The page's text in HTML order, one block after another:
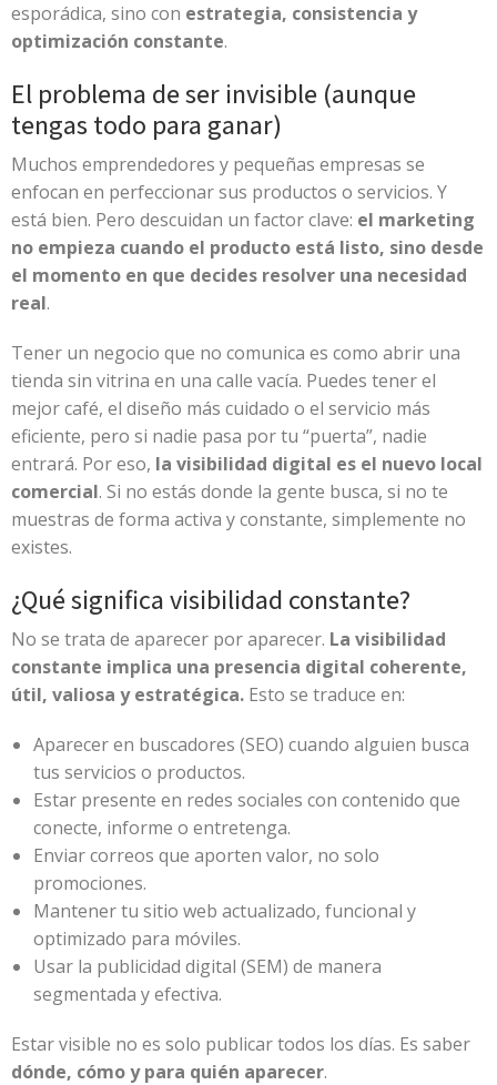
esporádica, sino con estrategia, consistencia y
optimización constante.
El problema de ser invisible (aunque
tengas todo para ganar)
Muchos emprendedores y pequeñas empresas se
enfocan en perfeccionar sus productos o servicios. Y
está bien. Pero descuidan un factor clave: el marketing
no empieza cuando el producto está listo, sino desde
el momento en que decides resolver una necesidad
real.
Tener un negocio que no comunica es como abrir una
tienda sin vitrina en una calle vacía. Puedes tener el
mejor café, el diseño más cuidado o el servicio más
eficiente, pero si nadie pasa por tu “puerta”, nadie
entrará. Por eso, la visibilidad digital es el nuevo local
comercial. Si no estás donde la gente busca, si no te
muestras de forma activa y constante, simplemente no
existes.
¿Qué significa visibilidad constante?
No se trata de aparecer por aparecer. La visibilidad
constante implica una presencia digital coherente,
útil, valiosa y estratégica. Esto se traduce en:
Aparecer en buscadores (SEO) cuando alguien busca
tus servicios o productos.
Estar presente en redes sociales con contenido que
conecte, informe o entretenga.
Enviar correos que aporten valor, no solo
promociones.
Mantener tu sitio web actualizado, funcional y
optimizado para móviles.
Usar la publicidad digital (SEM) de manera
segmentada y efectiva.
Estar visible no es solo publicar todos los días. Es saber
dónde, cómo y para quién aparecer.